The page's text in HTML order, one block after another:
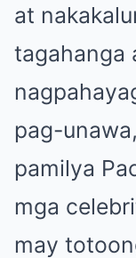
at
tagahanga
pag-
pamilya
mga
may